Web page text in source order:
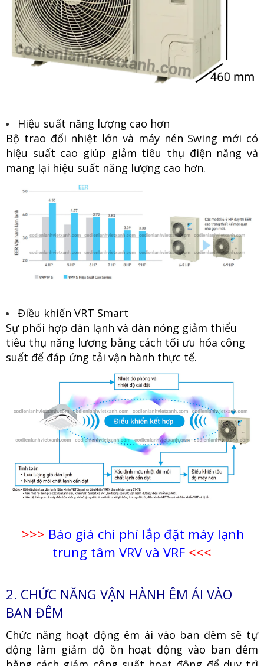
Hiệu suất năng lượng cao hơn
Bộ trao đổi nhiệt lớn và máy nén Swing mới có
hiệu suất cao giúp giảm tiêu thụ điện năng và
mang lại hiệu suất năng lượng cao hơn.
Điều khiển VRT Smart
Sự phối hợp dàn lạnh và dàn nóng giảm thiểu
tiêu thụ năng lượng bằng cách tối ưu hóa công
suất để đáp ứng tải vận hành thực tế.
>>> Báo giá chi phí lắp đặt máy lạnh
trung tâm VRV và VRF <<<
2. CHỨC NĂNG VẬN HÀNH ÊM ÁI VÀO
BAN ĐÊM
Chức năng hoạt động êm ái vào ban đêm sẽ tự
động làm giảm độ ồn hoạt động vào ban đêm